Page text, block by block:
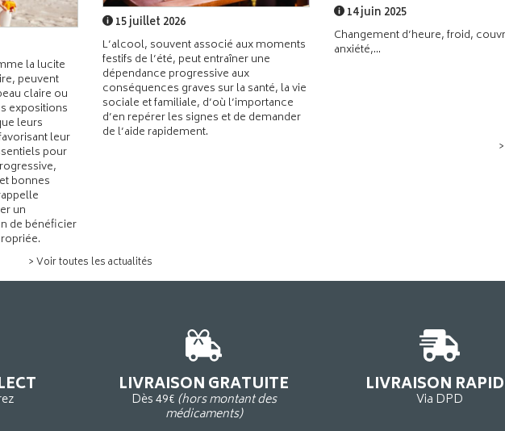
la lucite
peuvent
claire ou
expositions
leurs
leur
pour
bonnes
un
de bénéficier
15 juillet 2026
L’alcool, souvent associé aux moments
festifs de l’été, peut entraîner une
dépendance progressive aux
conséquences graves sur la santé, la vie
sociale et familiale, d’où l’importance
d’en repérer les signes et de demander
de l’aide rapidement.
> Voir toutes les actualités
14 juin 2025
Changement d’heure, froid,
anxiété,...
LIVRAISON GRATUITE
Dès 49€ (hors montant des
médicaments)
LIVRAISON
Via DPD